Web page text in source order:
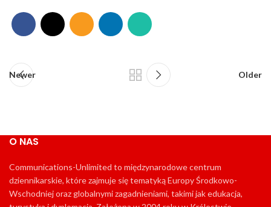
Newer Older
O NAS
Communications-Unlimited to międzynarodowe centrum
dziennikarskie, które zajmuje się tematyką Europy Środkowo-
Wschodniej oraz globalnymi zagadnieniami, takimi jak edukacja,